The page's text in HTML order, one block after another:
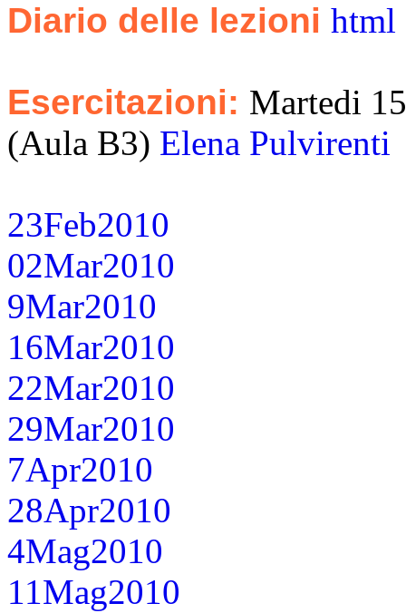
Diario delle lezioni html
Esercitazioni: Martedi
(Aula B3) Elena Pulvirenti
23Feb2010
02Mar2010
9Mar2010
16Mar2010
22Mar2010
29Mar2010
7Apr2010
28Apr2010
4Mag2010
11Mag2010